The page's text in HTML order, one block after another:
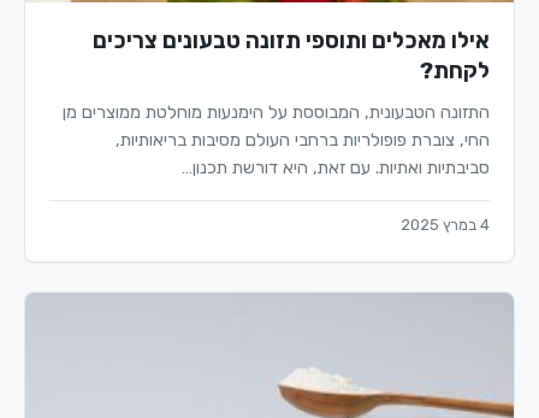
אילו מאכלים ותוספי תזונה טבעונים צריכים
לקחת?
התזונה הטבעונית, המבוססת על הימנעות מוחלטת ממוצרים מן
החי, צוברת פופולריות ברחבי העולם מסיבות בריאותיות,
סביבתיות ואתיות. עם זאת, היא דורשת תכנון…
4 במרץ 2025